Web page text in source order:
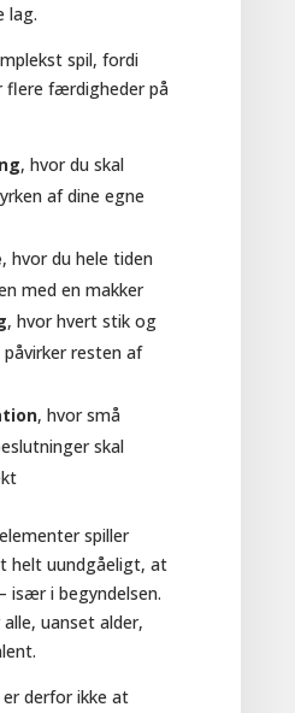
lag.
spil, fordi
flere færdigheder på
, hvor du skal
af dine egne
, hvor du hele tiden
med en makker
, hvor hvert stik og
resten af
, hvor små
skal
spiller
helt uundgåeligt, at
især i begyndelsen.
uanset alder,
derfor ikke at